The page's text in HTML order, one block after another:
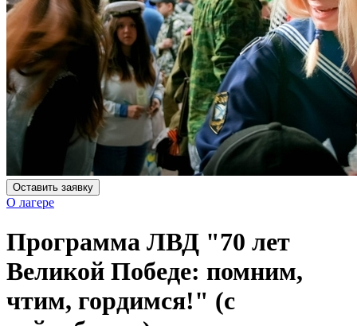
Оставить заявку
О лагере
Программа ЛВД "70 лет
Великой Победе: помним,
чтим, гордимся!" (с